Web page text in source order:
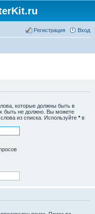
Вход
Регистрация
которые должны быть в
быть не должно. Вы можете
из списка. Используйте * в